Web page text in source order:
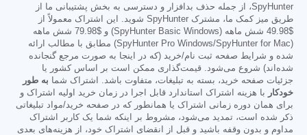
SpyHunter، از جمله حذف بدافزار و دسترسی به بخش پشتیبانی ما از
طریق میز کمک ما، مشترک SpyHunter شوید. این اشتراک معمولاً از
$49.98
شش ماهه (SpyHunter Basic Windows) و $79.98
شش ماهه
(SpyHunter Pro Windows/SpyHunter for Mac) مطابق با مطالب ارائه
شده و شرایط صفحه ثبت نام/خرید (که در اینجا به صورت مرجع گنجانده
شده‌اند) شروع می‌شود. قیمت‌گذاری ممکن است بر اساس کشور یا
جزئیات صفحه خرید، بسته به تبلیغات، متفاوت باشد. اشتراک شما به طور
خودکار
با هزینه اشتراک استاندارد قابل اجرا در زمان خرید اولیه اشتراک و
برای همان دوره زمانی اشتراک یا همانطور که در صفحه خرید/مواد تبلیغاتی
ذکر شده است، تمدید می‌شود، مشروط بر اینکه شما یک کاربر اشتراک
مداوم و بدون وقفه باشید و قبل از انقضای اشتراک خود، از هزینه‌های بعدی